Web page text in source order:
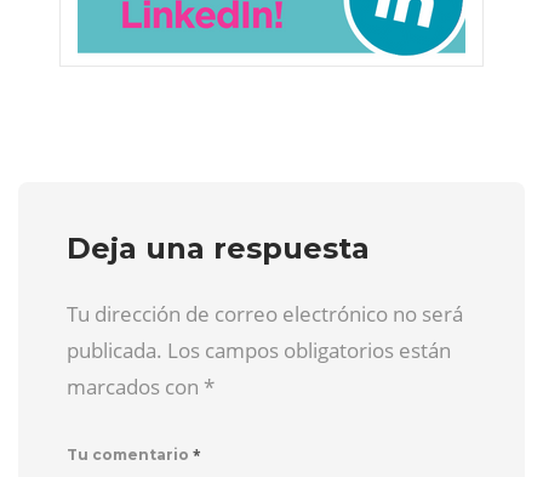
Deja una respuesta
Tu dirección de correo electrónico no será
publicada. Los campos obligatorios están
marcados con *
Tu comentario *